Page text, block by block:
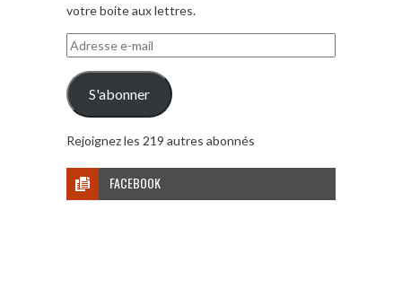
votre boite aux lettres.
Adresse
e-
mail
S'abonner
Rejoignez les 219 autres abonnés
FACEBOOK